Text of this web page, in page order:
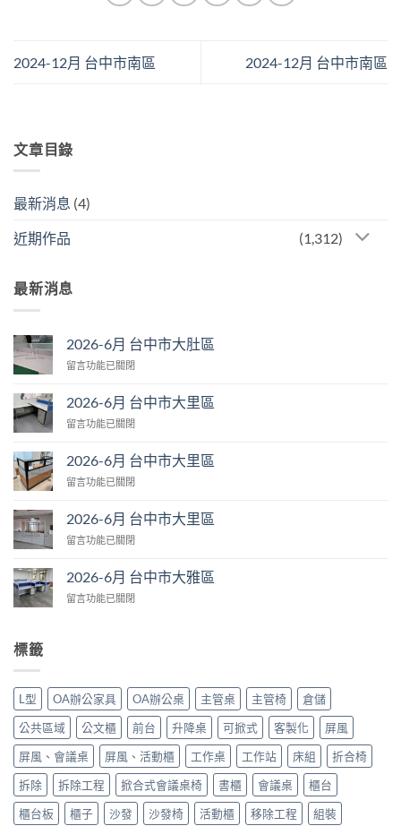
文章目錄
最新消息 (4)
近期作品 (1,312)
最新消息
2026-6月 台中市大肚區
在
月
台
市
肚
中
留言功能已關閉
2026-6月 台中市大里區
在
月
台
市
里
中
留言功能已關閉
2026-6月 台中市大里區
在
月
台
市
里
留言功能已關閉
2026-6月 台中市大里區
在
月
台
中
留言功能已關閉
2026-6月 台中市大雅區
在
市
大
雅
區〉
中
留言功能已關閉
標籤
L型 OA辦公家具 OA辦公桌 主管桌 主管椅
倉儲
公共區域
公文櫃 前台 升降桌 可掀式 客製化
屏風
屏風、會議桌
屏風、活動櫃 工作桌 工作站 床組
折合椅
拆除
拆除工程 掀合式會議桌椅 書櫃 會議桌
櫃台
櫃台板
櫃子 沙發 沙發椅 活動櫃 移除工程 組裝
2024-12月 台中市南區 2024-12月 台中市南區